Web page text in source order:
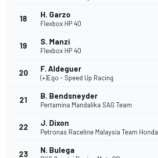
18 H. Garzo
Flexbox HP 40
19 S. Manzi
Flexbox HP 40
20 F. Aldeguer
(+)Ego - Speed Up Racing
21 B. Bendsneyder
Pertamina Mandalika SAG Team
22 J. Dixon
Petronas Raceline Malaysia Team Honda
23 N. Bulega